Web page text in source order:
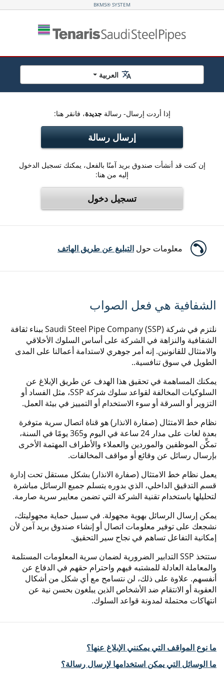
BKMS® SYSTEM
العربية
إذا أردت إرسال- رسالةجديدة، فانقر هنا:
إرسال رسالة
إن كنت قد أنشأت صندوق بريد آمنًا بالفعل، يمكنك تسجيل الدخول
إليه من هنا:
تسجيل دخول
معلومات حول التبليغ عن طريق الهاتف
الشفافية هي فعل الصواب
نلتزم في شركة Saudi Steel Pipe Company (SSP)‎ ببناء ثقافة
الشفافية والنزاهة في الشركة على أساس السلوك الأخلاقي
والامتثال للقانونين. إنه أمر جوهري لاستدامة أعمالنا على المدى
الطويل في سوق تنافسية..
يمكنك المساهمة في تحقيق هذا الهدف عن طريق الإبلاغ عن
السلوكيات المخالفة لقواعد سلوك شركة SSP، مثل الفساد أو
التزوير أو السرقة أو سوء الاستخدام أو التمييز في بيئة العمل.
نظام خط الامتثال (صفارة الانذار) هو قناة اتصال سرية متوفرة
بعدة لغات على مدار 24 ساعة في اليوم و365 يومًا في السنة،
تمكِّن الموظفين والموردين والعملاء والأطراف المهتمة الأخرى
بإرسال رسائل عن وقائع أو مواقف المخالفات.
يعمل نظام خط الامتثال (صفارة الانذار) بشكل مستقل تحت إدارة
قسم التدقيق الداخلي، الذي بدوره يتسلم جميع الرسائل مباشرة
لتحليلها باستخدام تقنية الشركة التي تضمن معايير سرية صارمة.
يمكن إرسال الرسائل بهوية مجهولة. في سبيل حماية مجهوليتك،
نشجعك على توفير معلومات اتصال أو إنشاء صندوق بريد آمن لأن
إمكانية التفاعل تساهم في نجاح سير التحقيق.
ستتخذ SSP التدابير الضرورية لضمان سرية المعلومات المستلمة
والمعاملة العادلة للمشتبه فيهم واحترام حقهم في الدفاع عن
أنفسهم. علاوة على ذلك، لن نتسامح مع أي شكل من أشكال
العقوبة أو الانتقام ضد الأشخاص الذين يبلغون بحسن نية عن
انتهاكات محتملة لمدونة قواعد السلوك.‎
ما نوع المواقف التي يمكنني الإبلاغ عنها؟
ما الوسائل التي يمكن استخدامها لإرسال رسالة؟